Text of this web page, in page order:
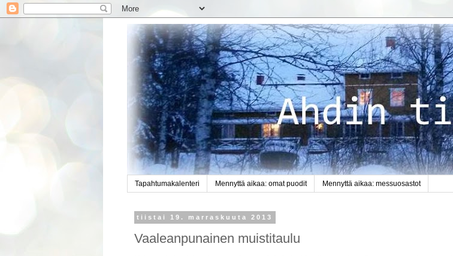
Tapahtumakalenteri Mennyttä aikaa: omat puodit Mennyttä aikaa: messuosastot
tiistai 19. marraskuuta 2013
Vaaleanpunainen muistitaulu